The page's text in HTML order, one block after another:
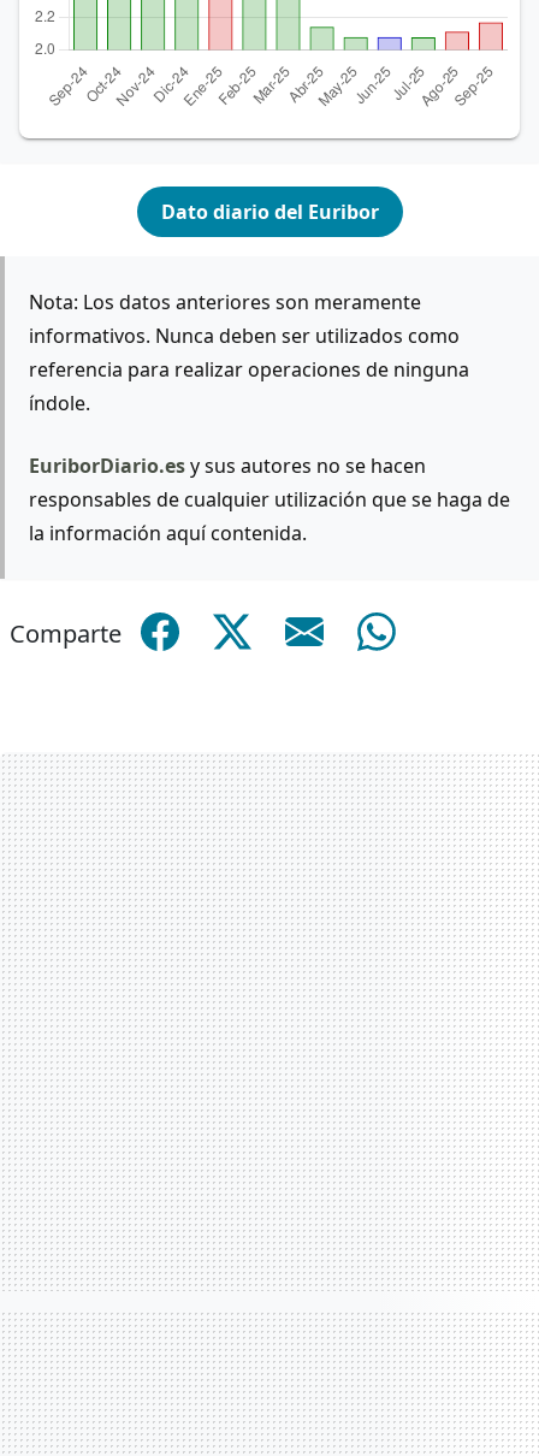
Dato diario del Euribor
Nota: Los datos anteriores son meramente
informativos. Nunca deben ser utilizados como
referencia para realizar operaciones de ninguna
índole.
EuriborDiario.esy sus autores no se hacen
responsables de cualquier utilización que se haga de
la información aquí contenida.
Comparte